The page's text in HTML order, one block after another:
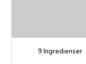
9 Ingredienser